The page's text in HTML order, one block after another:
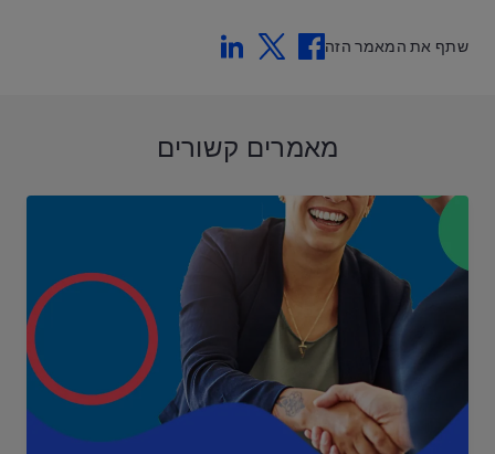
שתף את המאמר הזהFacebook
Twitter
Linkedin
מאמרים קשורים